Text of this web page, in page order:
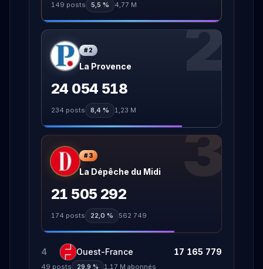
149 posts 5,5 % 4,77 M
2
#2
La Provence
24 054 518
234 posts 8,4 % 1,23 M
3
#3
La Dépêche du Midi
21 505 292
174 posts 22,0 % 562 749
4 Ouest-France 17 165 779
49 posts 29,9 % 1,17 M abonnés